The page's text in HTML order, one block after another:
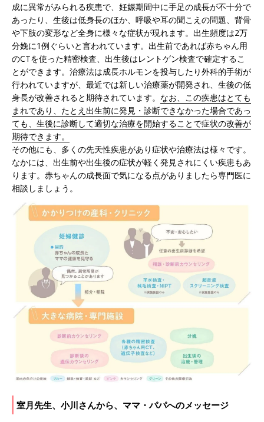
成に異常がみられる疾患で、妊娠期間中に手足の成長が不十分で
あったり、生後は低身長のほか、呼吸や耳の聞こえの問題、背骨
や下肢の変形など全身に様々な症状が現れます。出生頻度は2万
分娩に1例ぐらいと言われています。出生前であれば赤ちゃん用
のCTを使った精密検査、出生後はレントゲン検査で確定するこ
とができます。治療法は成長ホルモンを投与したり外科的手術が
行われていますが、最近では新しい治療薬が開発され、生後の低
身長が改善されると期待されています。 なお、この疾患はとても
まれであり、たとえ出生前に発見・診断できなかった場合であっ
ても、生後に診断して適切な治療を開始することで症状の改善が
期待できます。
その他にも、多くの先天性疾患があり症状や治療法は様々です。
なかには、出生前や出生後の症状が軽く発見されにくい疾患もあ
ります。赤ちゃんの成長面で気になる点がありましたら専門医に
相談しましょう。
室月先生、小川さんから、ママ・パパへのメッセージ